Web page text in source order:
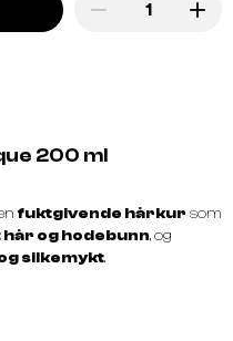
200 ml
fuktgivende hårkur som
og hodebunn, og
silkemykt.